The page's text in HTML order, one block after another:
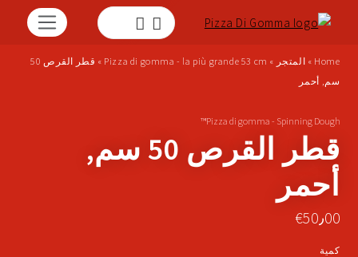
Home
» المتجر »
Pizza di gomma - la più grande 53 cm
»
قطر القرص 50
سم, أحمر
Pizza di gomma - Spinning Dough™
قطر القرص 50 سم,
أحمر
€ 50٫00
كمية